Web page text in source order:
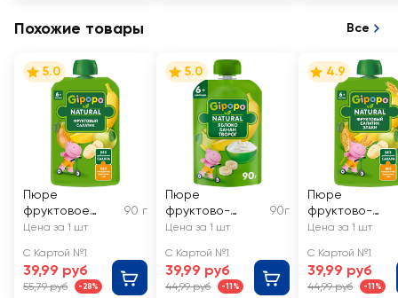
Похожие товары Все
5.0
Пюре
фруктовое
GIPOPO
салатик, с 6
месяцев
90 г
Цена за 1 шт
С Картой №1
39,99 руб
55,79 руб -28%
5.0
Пюре
фруктово-
ягодное
банан и творог,
с 6 месяцев
90г
Цена за 1 шт
С Картой №1
39,99 руб
44,99 руб -11%
4.9
Пюре
фруктово-
злаковое
Фруктовый
салатик и
яблоко, груша,
Цена за 1 шт
С Картой №1
39,99 руб
44,99 руб -11%